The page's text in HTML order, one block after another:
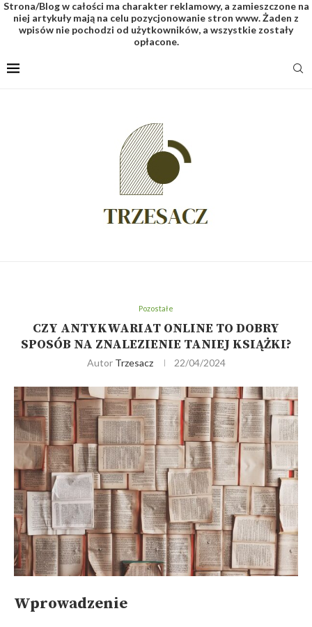
Strona/Blog w całości ma charakter reklamowy, a zamieszczone na
niej artykuły mają na celu pozycjonowanie stron www. Żaden z
wpisów nie pochodzi od użytkowników, a wszystkie zostały
opłacone.
Pozostałe
CZY ANTYKWARIAT ONLINE TO DOBRY
SPOSÓB NA ZNALEZIENIE TANIEJ KSIĄŻKI?
Autor Trzesacz 22/04/2024
Wprowadzenie